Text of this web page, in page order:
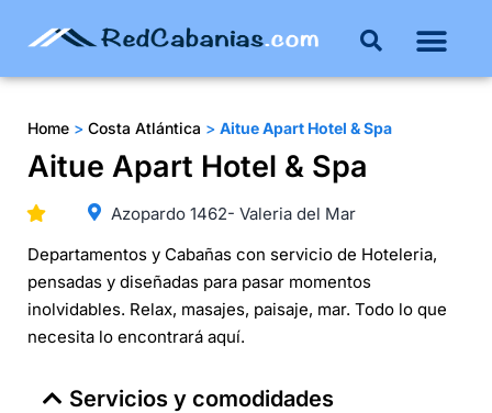
Home > Costa Atlántica > Aitue Apart Hotel & Spa
Aitue Apart Hotel & Spa
Azopardo 1462- Valeria del Mar
Departamentos y Cabañas con servicio de Hoteleria,
pensadas y diseñadas para pasar momentos
inolvidables. Relax, masajes, paisaje, mar. Todo lo que
necesita lo encontrará aquí.
Servicios y comodidades